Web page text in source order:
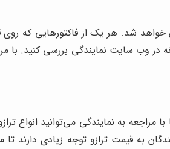
شد. هر یک از فاکتورهایی که
در وب سایت نمایندگی بررسی کنید.
مراجعه به نمایندگی می‌توانید انواع
به قیمت ترازو توجه زیادی دارند تا